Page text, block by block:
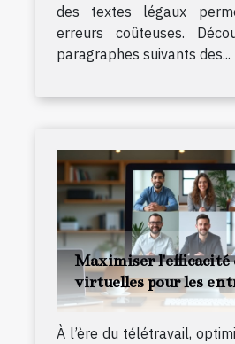
des textes légaux
erreurs coûteuses.
paragraphes suivants des...
Maximiser l'efficacité
virtuelles pour les
À l’ère du télétravail,